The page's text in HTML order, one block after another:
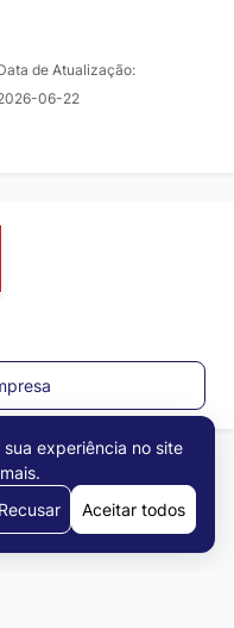
de Atualização:
06-22
experiência no site
.
Recusar Aceitar todos